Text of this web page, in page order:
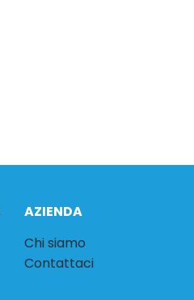
AZIENDA
Chi siamo
Contattaci